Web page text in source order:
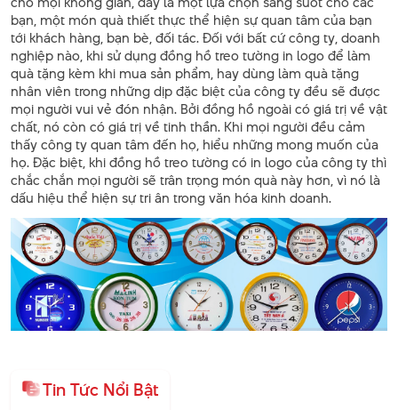
bạn, một món quà thiết thực thể hiện sự quan tâm của bạn
tới khách hàng, bạn bè, đối tác. Đối với bất cứ công ty, doanh
nghiệp nào, khi sử dụng đồng hồ treo tường in logo để làm
quà tặng kèm khi mua sản phẩm, hay dùng làm quà tặng
nhân viên trong những dịp đặc biệt của công ty đều sẽ được
mọi người vui vẻ đón nhận. Bởi đồng hồ ngoài có giá trị về vật
chất, nó còn có giá trị về tinh thần. Khi mọi người đều cảm
thấy công ty quan tâm đến họ, hiểu những mong muốn của
họ. Đặc biệt, khi đồng hồ treo tường có in logo của công ty thì
chắc chắn mọi người sẽ trân trọng món quà này hơn, vì nó là
dấu hiệu thể hiện sự tri ân trong văn hóa kinh doanh.
Tin Tức Nổi Bật